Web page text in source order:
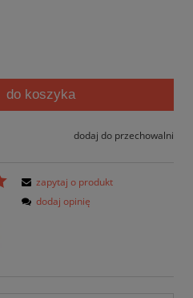
do koszyka
dodaj do przechowalni
zapytaj o produkt
dodaj opinię